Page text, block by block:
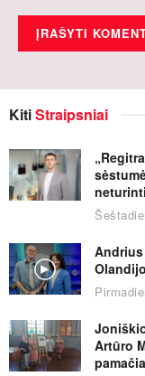
KitiStraipsniai
Artūro